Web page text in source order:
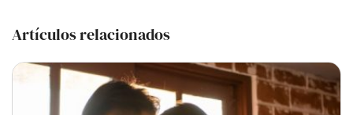
Artículos relacionados